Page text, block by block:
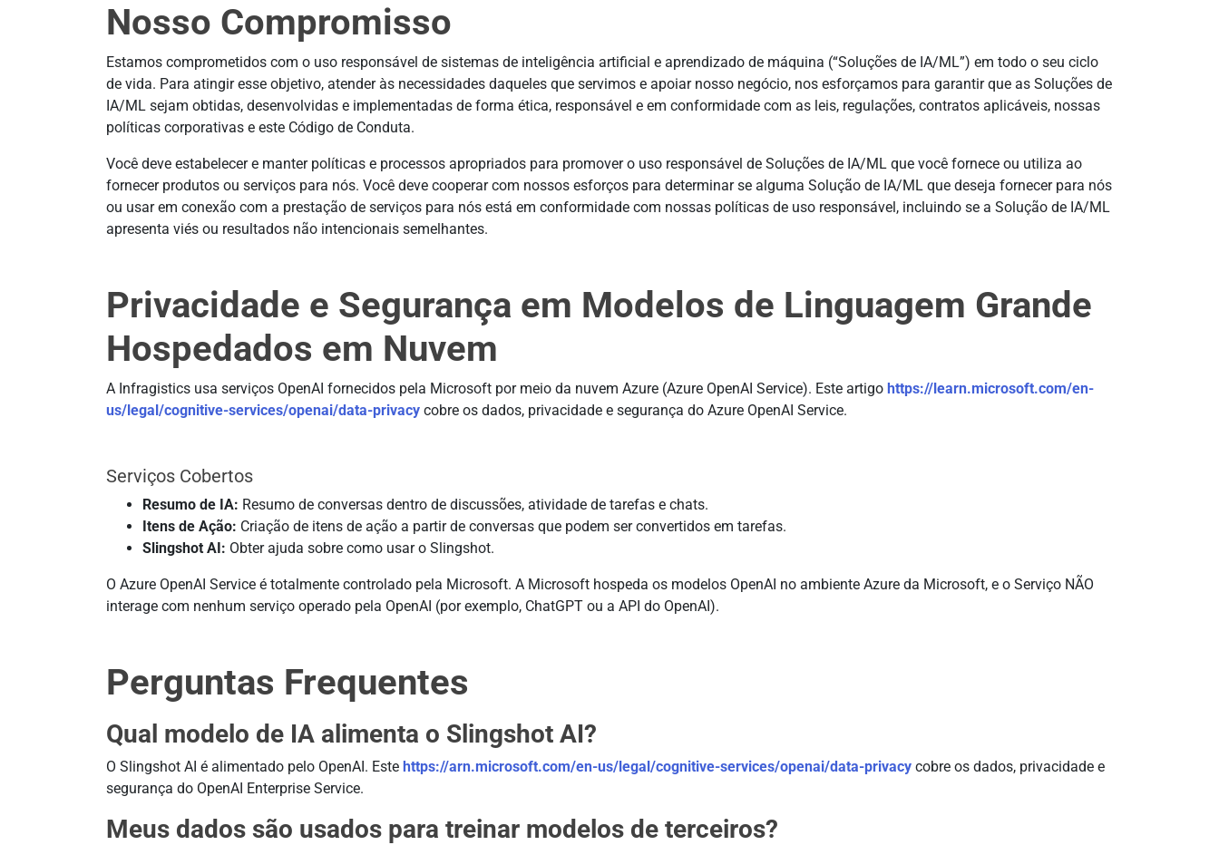
Nosso Compromisso
Estamos comprometidos com o uso responsável de sistemas de inteligência artificial e aprendizado de máquina (“Soluções de IA/ML”) em todo o seu ciclo
de vida. Para atingir esse objetivo, atender às necessidades daqueles que servimos e apoiar nosso negócio, nos esforçamos para garantir que as Soluções de
IA/ML sejam obtidas, desenvolvidas e implementadas de forma ética, responsável e em conformidade com as leis, regulações, contratos aplicáveis, nossas
políticas corporativas e este Código de Conduta.
Você deve estabelecer e manter políticas e processos apropriados para promover o uso responsável de Soluções de IA/ML que você fornece ou utiliza ao
fornecer produtos ou serviços para nós. Você deve cooperar com nossos esforços para determinar se alguma Solução de IA/ML que deseja fornecer para nós
ou usar em conexão com a prestação de serviços para nós está em conformidade com nossas políticas de uso responsável, incluindo se a Solução de IA/ML
apresenta viés ou resultados não intencionais semelhantes.
Privacidade e Segurança em Modelos de Linguagem Grande
Hospedados em Nuvem
A Infragistics usa serviços OpenAI fornecidos pela Microsoft por meio da nuvem Azure (Azure OpenAI Service). Este artigo https://learn.microsoft.com/en-
us/legal/cognitive-services/openai/data-privacy cobre os dados, privacidade e segurança do Azure OpenAI Service.
Serviços Cobertos
Resumo de IA: Resumo de conversas dentro de discussões, atividade de tarefas e chats.
Itens de Ação: Criação de itens de ação a partir de conversas que podem ser convertidos em tarefas.
Slingshot AI: Obter ajuda sobre como usar o Slingshot.
O Azure OpenAI Service é totalmente controlado pela Microsoft. A Microsoft hospeda os modelos OpenAI no ambiente Azure da Microsoft, e o Serviço NÃO
interage com nenhum serviço operado pela OpenAI (por exemplo, ChatGPT ou a API do OpenAI).
Perguntas Frequentes
Qual modelo de IA alimenta o Slingshot AI?
O Slingshot AI é alimentado pelo OpenAI. Este https://arn.microsoft.com/en-us/legal/cognitive-services/openai/data-privacy cobre os dados, privacidade e
segurança do OpenAI Enterprise Service.
Meus dados são usados para treinar modelos de terceiros?